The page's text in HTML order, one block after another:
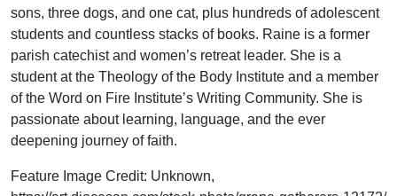
sons, three dogs, and one cat, plus hundreds of adolescent
students and countless stacks of books. Raine is a former
parish catechist and women’s retreat leader. She is a
student at the Theology of the Body Institute and a member
of the Word on Fire Institute’s Writing Community. She is
passionate about learning, language, and the ever
deepening journey of faith.
Feature Image Credit: Unknown,